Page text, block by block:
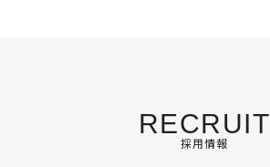
RECRUIT
採用情報